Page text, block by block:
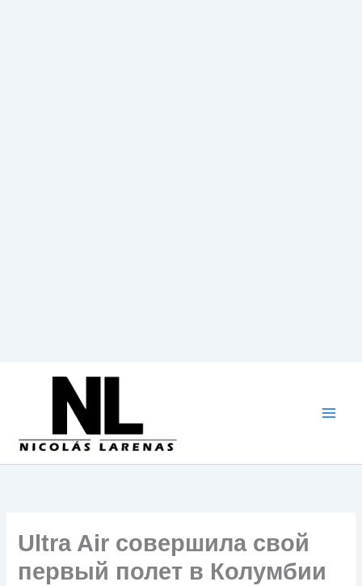
содержимому
Ultra Air совершила свой
первый полет в Колумбии